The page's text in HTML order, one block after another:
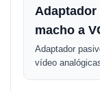
Adaptador
macho a
Adaptador
vídeo